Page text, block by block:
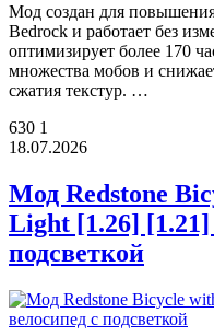
Мод создан для
Bedrock и работает без
оптимизирует более 170
множества мобов и
сжатия текстур. …
630 1
18.07.2026
Мод Redstone
Light [1.26]
подсветкой